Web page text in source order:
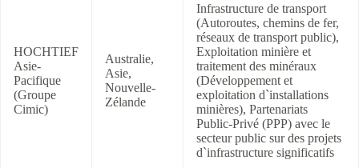
HOCHTIEF
Asie-
Pacifique
(Groupe
Cimic)
Australie,
Asie,
Nouvelle-
Zélande
Infrastructure de transport
(Autoroutes, chemins de fer,
réseaux de transport public),
Exploitation minière et
traitement des minéraux
(Développement et
exploitation d`installations
minières), Partenariats
Public-Privé (PPP) avec le
secteur public sur des projets
d`infrastructure significatifs